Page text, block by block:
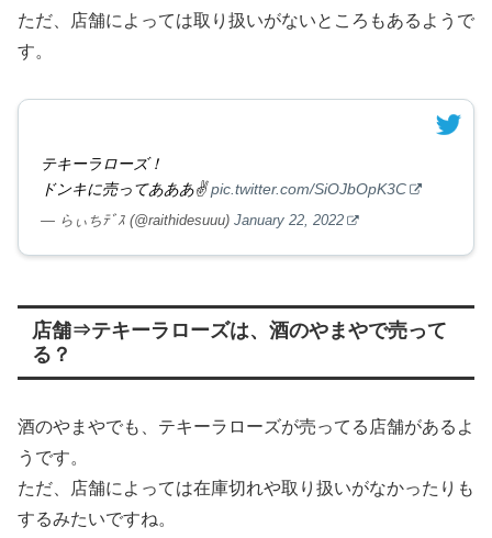
ただ、店舗によっては取り扱いがないところもあるようで
す。
テキーラローズ！
ドンキに売ってあああ✌️pic.twitter.com/SiOJbOpK3C
— らぃちﾃﾞｽ (@raithidesuuu) January 22, 2022
店舗⇒テキーラローズは、酒のやまやで売って
る？
酒のやまやでも、テキーラローズが売ってる店舗があるよ
うです。
ただ、店舗によっては在庫切れや取り扱いがなかったりも
するみたいですね。